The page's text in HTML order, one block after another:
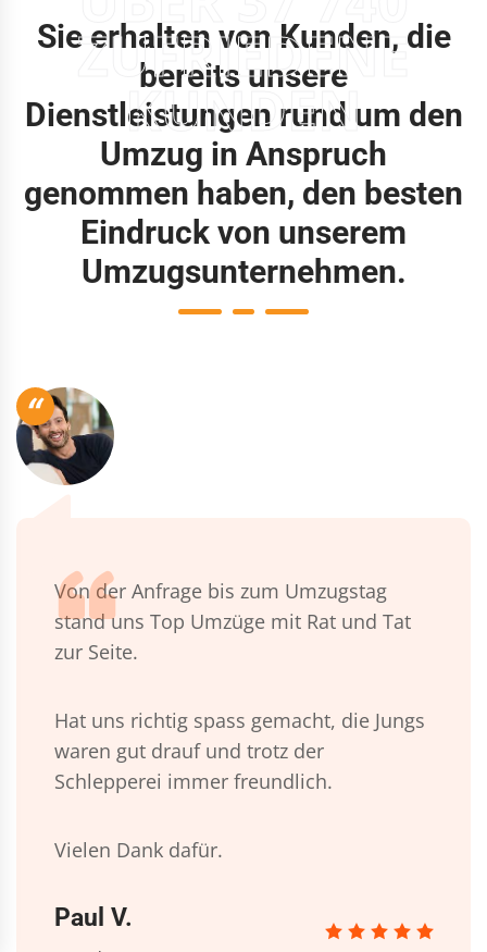
ZUFRIEDENE
KUNDEN
Sie erhalten von Kunden, die
bereits unsere
Dienstleistungen rund um den
Umzug in Anspruch
genommen haben, den besten
Eindruck von unserem
Umzugsunternehmen.
“
Von der Anfrage bis zum Umzugstag
stand uns Top Umzüge mit Rat und Tat
zur Seite.
Hat uns richtig spass gemacht, die Jungs
waren gut drauf und trotz der
Schlepperei immer freundlich.
Vielen Dank dafür.
Paul V.